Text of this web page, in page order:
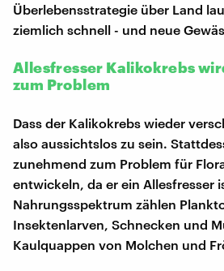
Überlebensstrategie über Land
ziemlich schnell - und neue
Allesfresser Kalikokrebs
zum Problem
Dass der Kalikokrebs wieder
also aussichtslos zu sein.
zunehmend zum Problem für
entwickeln, da er ein Allesfresser
Nahrungsspektrum zählen
Insektenlarven, Schnecken und
Kaulquappen von Molchen und